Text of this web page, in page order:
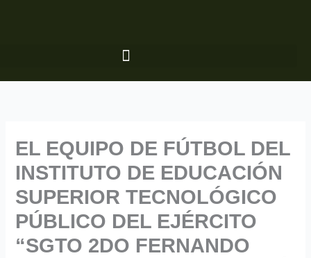
EL EQUIPO DE FÚTBOL DEL
INSTITUTO DE EDUCACIÓN
SUPERIOR TECNOLÓGICO
PÚBLICO DEL EJÉRCITO
“SGTO 2DO FERNANDO